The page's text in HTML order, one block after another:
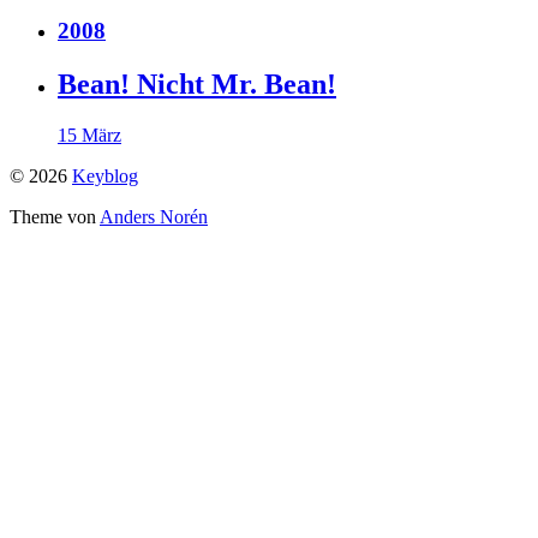
2008
Bean! Nicht Mr. Bean!
15 März
© 2026 Keyblog
Theme von Anders Norén